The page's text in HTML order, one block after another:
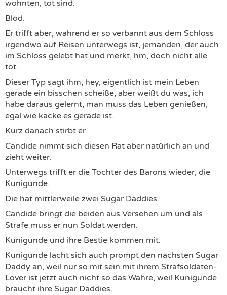
wohnten, tot sind.
Blöd.
Er trifft aber, während er so verbannt aus dem Schloss
irgendwo auf Reisen unterwegs ist, jemanden, der auch
im Schloss gelebt hat und merkt, hm, doch nicht alle
tot.
Dieser Typ sagt ihm, hey, eigentlich ist mein Leben
gerade ein bisschen scheiße, aber weißt du was, ich
habe daraus gelernt, man muss das Leben genießen,
egal wie kacke es gerade ist.
Kurz danach stirbt er.
Candide nimmt sich diesen Rat aber natürlich an und
zieht weiter.
Unterwegs trifft er die Tochter des Barons wieder, die
Kunigunde.
Die hat mittlerweile zwei Sugar Daddies.
Candide bringt die beiden aus Versehen um und als
Strafe muss er nun Soldat werden.
Kunigunde und ihre Bestie kommen mit.
Kunigunde lacht sich auch prompt den nächsten Sugar
Daddy an, weil nur so mit sein mit ihrem Strafsoldaten-
Lover ist jetzt auch nicht so das Wahre, weil Kunigunde
braucht ihre Sugar Daddies.